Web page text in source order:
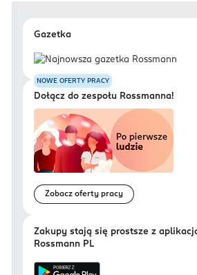
Gazetka
NOWE OFERTY PRACY
Dołącz do zespołu Rossmanna!
Zobacz oferty pracy
Zakupy stają się prostsze z
Rossmann PL